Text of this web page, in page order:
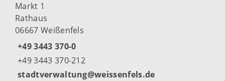
Markt 1
Rathaus
06667 Weißenfels
+49 3443 370-0
+49 3443 370-212
stadtverwaltung@weissenfels.de